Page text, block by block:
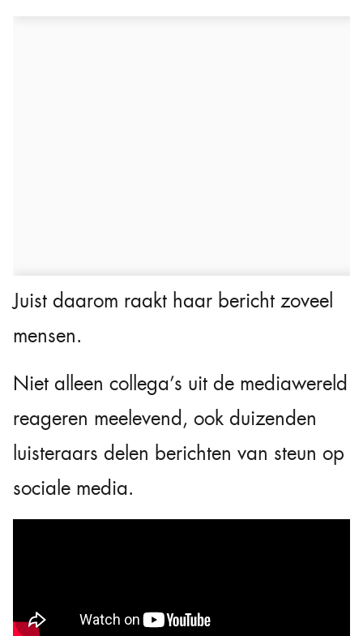
Juist daarom raakt haar bericht zoveel
mensen.
Niet alleen collega’s uit de mediawereld
reageren meelevend, ook duizenden
luisteraars delen berichten van steun op
sociale media.